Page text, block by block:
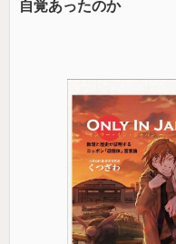
自覚あったのか